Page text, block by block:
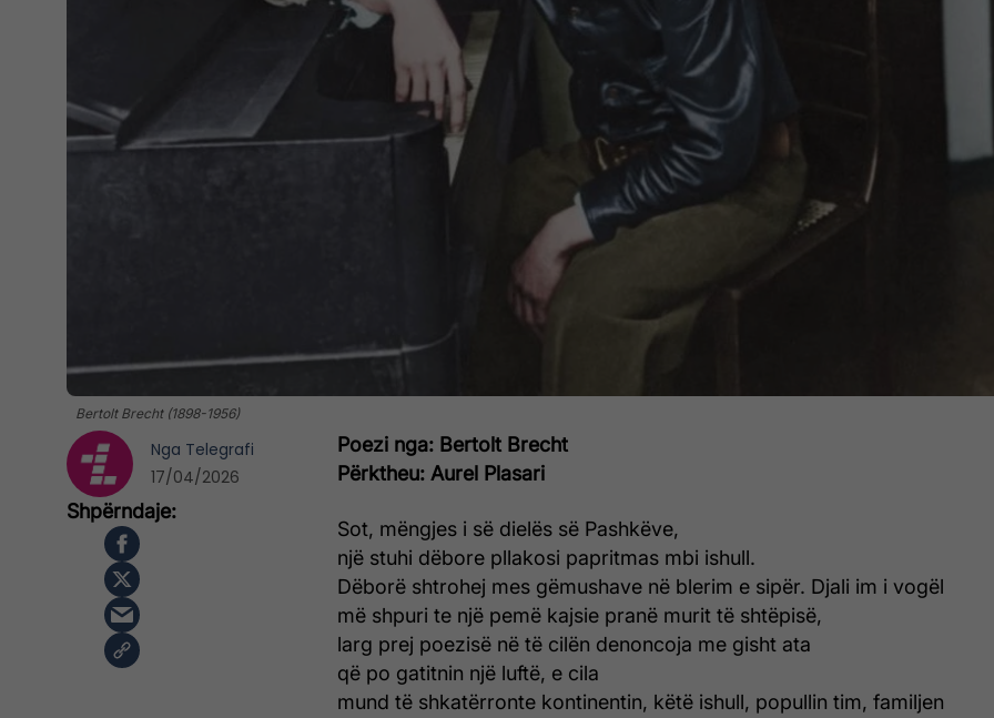
Bertolt Brecht (1898-1956)
Poezi nga: Bertolt Brecht
Përktheu: Aurel Plasari
Sot, mëngjes i së dielës së Pashkëve,
një stuhi dëbore pllakosi papritmas mbi ishull.
Dëborë shtrohej mes gëmushave në blerim e sipër. Djali im i vogël
më shpuri te një pemë kajsie pranë murit të shtëpisë,
larg prej poezisë në të cilën denoncoja me gisht ata
që po gatitnin një luftë, e cila
mund të shkatërronte kontinentin, këtë ishull, popullin tim, familjen
Nga Telegrafi
17/04/2026